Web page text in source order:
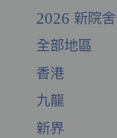
2026 新院
全部地區
香港
九龍
新界